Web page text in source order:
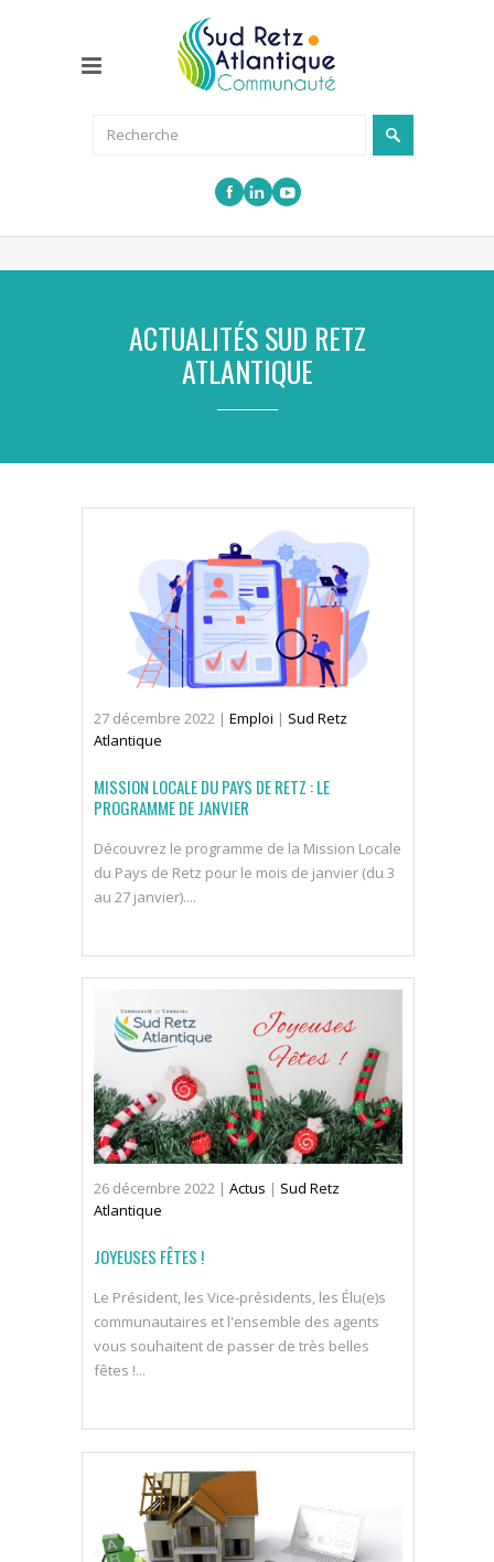
ACTUALITÉS SUD RETZ
ATLANTIQUE
27 décembre 2022 | Emploi | Sud Retz
Atlantique
MISSION LOCALE DU PAYS DE RETZ : LE
PROGRAMME DE JANVIER
Découvrez le programme de la Mission Locale
du Pays de Retz pour le mois de janvier (du 3
au 27 janvier)....
26 décembre 2022 | Actus | Sud Retz
Atlantique
JOYEUSES FÊTES !
Le Président, les Vice-présidents, les Élu(e)s
communautaires et l'ensemble des agents
vous souhaitent de passer de très belles
fêtes !...